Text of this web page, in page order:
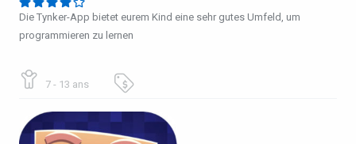
Die Tynker-App bietet eurem Kind eine sehr gutes Umfeld, um
programmieren zu lernen
7 - 13 ans